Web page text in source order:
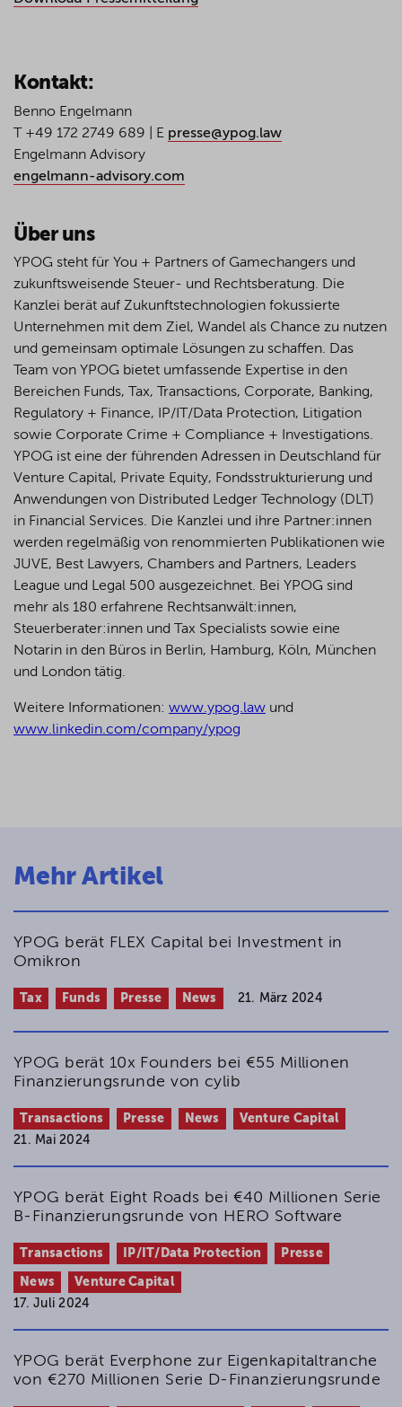
Kontakt:
Benno Engelmann
T +49 172 2749 689 | E presse@ypog.law
Engelmann Advisory
engelmann-advisory.com
Über uns
YPOG steht für You + Partners of Gamechangers und
zukunftsweisende Steuer- und Rechtsberatung. Die
Kanzlei berät auf Zukunftstechnologien fokussierte
Unternehmen mit dem Ziel, Wandel als Chance zu nutzen
und gemeinsam optimale Lösungen zu schaffen. Das
Team von YPOG bietet umfassende Expertise in den
Bereichen Funds, Tax, Transactions, Corporate, Banking,
Regulatory + Finance, IP/IT/Data Protection, Litigation
sowie Corporate Crime + Compliance + Investigations.
YPOG ist eine der führenden Adressen in Deutschland für
Venture Capital, Private Equity, Fondsstrukturierung und
Anwendungen von Distributed Ledger Technology (DLT)
in Financial Services. Die Kanzlei und ihre Partner:innen
werden regelmäßig von renommierten Publikationen wie
JUVE, Best Lawyers, Chambers and Partners, Leaders
League und Legal 500 ausgezeichnet. Bei YPOG sind
mehr als 180 erfahrene Rechtsanwält:innen,
Steuerberater:innen und Tax Specialists sowie eine
Notarin in den Büros in Berlin, Hamburg, Köln, München
und London tätig.
Weitere Informationen: www.ypog.law und
www.linkedin.com/company/ypog
Mehr Artikel
YPOG berät FLEX Capital bei Investment in
Omikron
Tax Funds Presse News 21. März 2024
YPOG berät 10x Founders bei €55 Millionen
Finanzierungsrunde von cylib
Transactions Presse News
Venture Capital
21. Mai 2024
YPOG berät Eight Roads bei €40 Millionen Serie
B-Finanzierungsrunde von HERO Software
Transactions IP/IT/Data Protection Presse
News
Venture Capital
17. Juli 2024
YPOG berät Everphone zur Eigenkapitaltranche
von €270 Millionen Serie D-Finanzierungsrunde